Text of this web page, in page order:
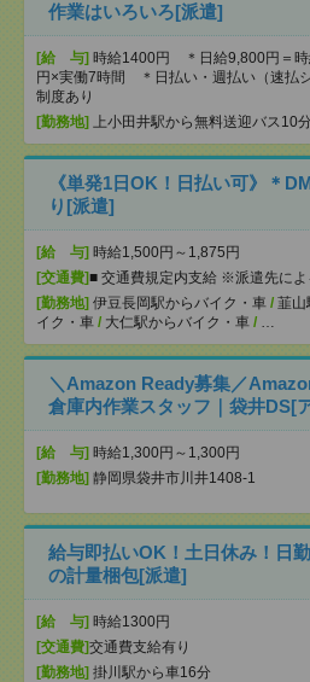
作業はいろいろ[派遣]
[給 与] 時給1400円 ＊日給9,800円＝
円×実働7時間 ＊日払い・週払い（速払シ
制度あり
[勤務地] 上小田井駅から無料送迎バス10
《単発1日OK！日払い可》＊
り[派遣]
[給 与] 時給1,500円～1,875円
[交通費]■ 交通費規定内支給 ※派遣先によ
[勤務地] 伊豆長岡駅からバイク・車 / 韮山
イク・車 / 大仁駅からバイク・車 / …
＼Amazon Ready募集／
倉庫内作業スタッフ｜袋井DS[
[給 与] 時給1,300円～1,300円
[勤務地] 静岡県袋井市川井1408-1
給与即払いOK！土日休み！日
の計量梱包[派遣]
[給 与] 時給1300円
[交通費]交通費支給有り
[勤務地] 掛川駅から車16分